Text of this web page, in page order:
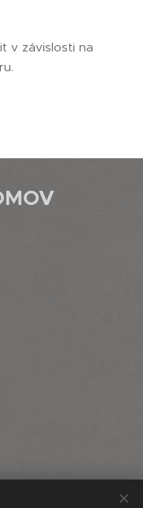
v závislosti na